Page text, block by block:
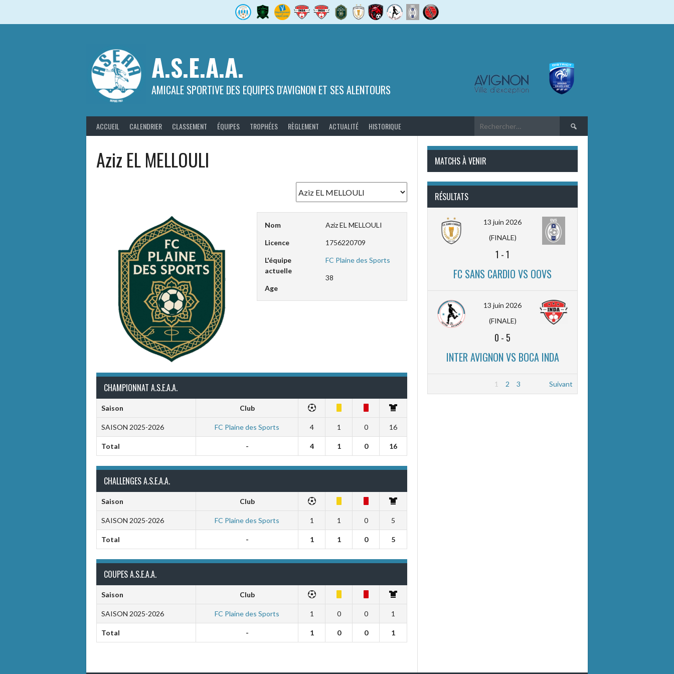
A.S.E.A.A.
AMICALE SPORTIVE DES EQUIPES D'AVIGNON ET SES ALENTOURS
ACCUEIL CALENDRIER CLASSEMENT ÉQUIPES TROPHÉES RÈGLEMENT ACTUALITÉ HISTORIQUE Rechercher :
Aziz EL MELLOULI
Nom Aziz EL MELLOULI
Licence 1756220709
L'équipe
actuelle
FC Plaine des Sports
Age
38
CHAMPIONNAT A.S.E.A.A.
Saison Club
SAISON 2025-2026 FC Plaine des Sports 4 1 0 16
Total - 4 1 0 16
CHALLENGES A.S.E.A.A.
Saison Club
SAISON 2025-2026 FC Plaine des Sports 1 1 0 5
Total - 1 1 0 5
COUPES A.S.E.A.A.
Saison Club
SAISON 2025-2026 FC Plaine des Sports 1 0 0 1
Total - 1 0 0 1
MATCHS À VENIR
RÉSULTATS
13 juin 2026
(FINALE)
1 -1
FC SANS CARDIO VS OOVS
13 juin 2026
(FINALE)
0 - 5
INTER AVIGNON VS BOCA INDA
1 2 3 Suivant